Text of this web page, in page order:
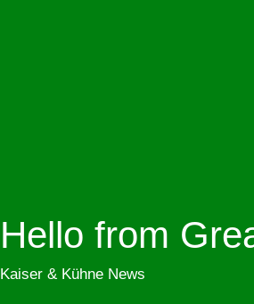
Hello from
Kaiser & Kühne News